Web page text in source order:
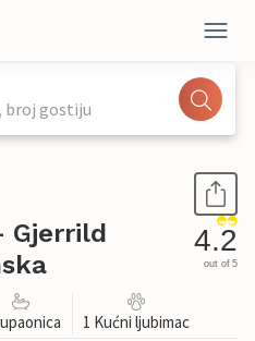
broj gostiju
Gjerrild
4.2
out of 5
1 Kućni ljubimac